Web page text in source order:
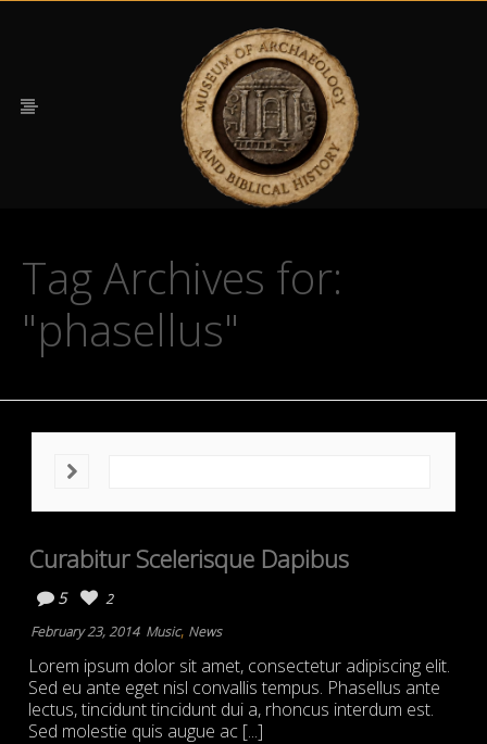
Tag Archives for:
"phasellus"
Curabitur Scelerisque Dapibus
5
2
February 23, 2014 Music, News
Lorem ipsum dolor sit amet, consectetur adipiscing elit.
Sed eu ante eget nisl convallis tempus. Phasellus ante
lectus, tincidunt tincidunt dui a, rhoncus interdum est.
Sed molestie quis augue ac [...]